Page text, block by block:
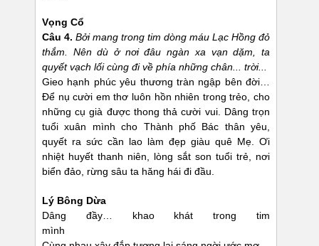
Vọng Cổ
Câu 4. Bởi mang trong tim dòng máu Lạc Hồng đỏ
thắm. Nên dù ở nơi đâu ngàn xa vạn dặm, ta
quyết vạch lối cùng đi về phía những chân... trời...
Gieo hạnh phúc yêu thương tràn ngập bên đời…
Để nụ cười em thơ luôn hồn nhiên trong trẻo, cho
những cụ già được thong thả cười vui. Dâng trọn
tuổi xuân mình cho Thành phố Bác thân yêu,
quyết ra sức cần lao làm đẹp giàu quê Mẹ. Ơi
nhiệt huyết thanh niên, lòng sắt son tuổi trẻ, nơi
biển đảo, rừng sâu ta hăng hái đi đầu.
Lý Bông Dừa
Dâng đầy… khao khát trong tim
mình